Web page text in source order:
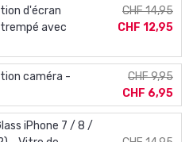
d'écran
avec
CHF 14,95
CHF 12,95
caméra -
CHF 9,95
CHF 6,95
iPhone 7 / 8 /